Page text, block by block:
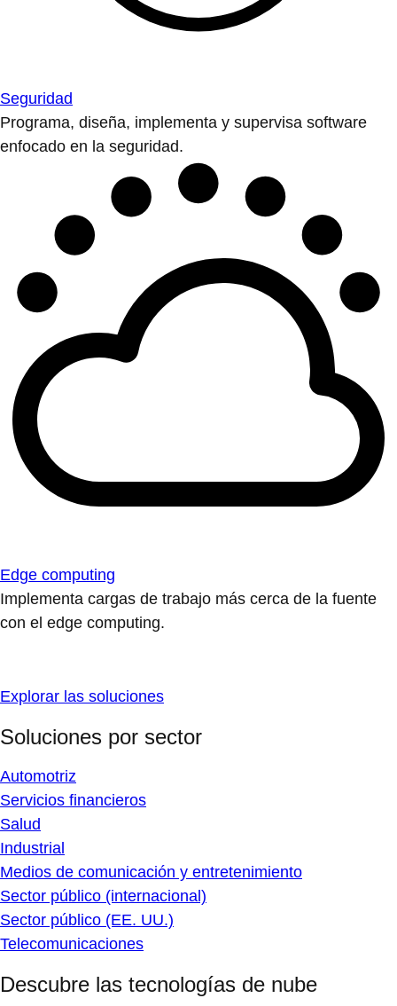
Seguridad
Programa, diseña, implementa y supervisa software
enfocado en la seguridad.
Edge computing
Implementa cargas de trabajo más cerca de la fuente
con el edge computing.
Explorar las soluciones
Soluciones por sector
Automotriz
Servicios financieros
Salud
Industrial
Medios de comunicación y entretenimiento
Sector público (internacional)
Sector público (EE. UU.)
Telecomunicaciones
Descubre las tecnologías de nube